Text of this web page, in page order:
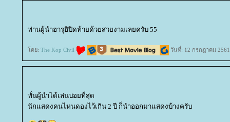
ท่านผู้นำฮารุฮิปิดท้ายด้วยสวยงามเลยครับ 55
ดย: The Kop Civil วันที่: 12 กรกฎาคม
ทั่นผู้นำได้เล่นบ่อยที่สุด
นักแสดงคนไหนดองไว้เกิน 2 ปี ก็นำออกมาแสดงบ้างครับ